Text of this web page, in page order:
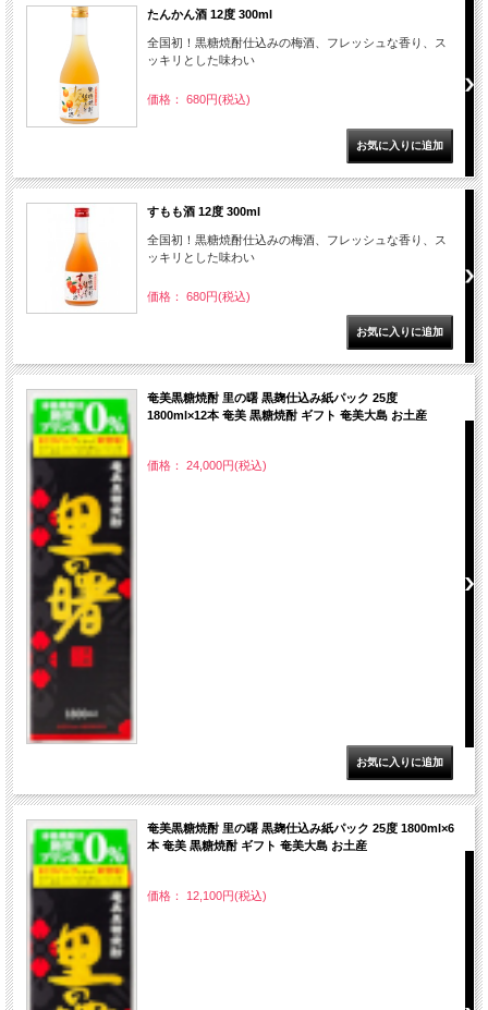
たんかん酒 12度 300ml
全国初！黒糖焼酎仕込みの梅酒、フレッシュな香り、ス
ッキリとした味わい
価格： 680円(税込)
すもも酒 12度 300ml
全国初！黒糖焼酎仕込みの梅酒、フレッシュな香り、ス
ッキリとした味わい
価格： 680円(税込)
奄美黒糖焼酎 里の曙 黒麹仕込み紙パック 25度
1800ml×12本 奄美 黒糖焼酎 ギフト 奄美大島 お土産
価格： 24,000円(税込)
奄美黒糖焼酎 里の曙 黒麹仕込み紙パック 25度 1800ml×6
本 奄美 黒糖焼酎 ギフト 奄美大島 お土産
価格： 12,100円(税込)